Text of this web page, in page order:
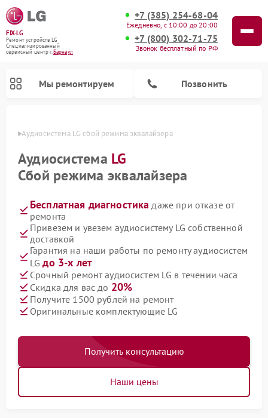
FIX-LG
Ремонт устройств LG
Специализированный
cервисный центр г.Барнаул
+7 (385) 254-68-04
Ежедневно, с 10:00 до 20:00
+7 (800) 302-71-75
Звонок бесплатный по РФ
Мы ремонтируем Позвонить
Аудиосистема LG сбой режима эквалайзера
Аудиосистема LG
Сбой режима эквалайзера
Бесплатная диагностика даже при отказе от
ремонта
Привезем и увезем аудиосистему LG собственной
доставкой
Гарантия на наши работы по ремонту аудиосистем
LGдо 3-х лет
Срочный ремонт аудиосистем LG в течении часа
Скидка для вас до 20%
Получите 1500 рублей на ремонт
Оригинальные комплектующие LG
Получить консультацию
Наши цены